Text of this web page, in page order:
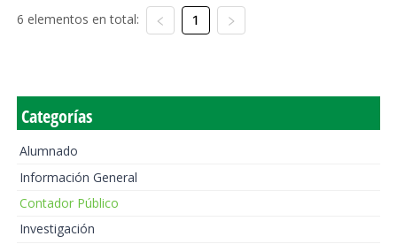
6 elementos en total: 1
Categorías
Alumnado
Información General
Contador Público
Investigación